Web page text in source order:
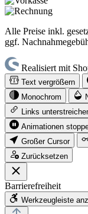
Alle Preise inkl.
ggf.
Realisiert mit
Text vergrößern
Monochrom
Links
Animationen
Großer Cursor
Zurücksetzen
Barrierefreiheit
Werkzeugleiste